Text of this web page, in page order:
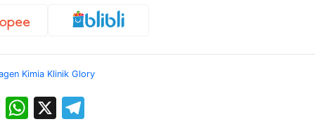
Kimia Klinik Glory
M W X